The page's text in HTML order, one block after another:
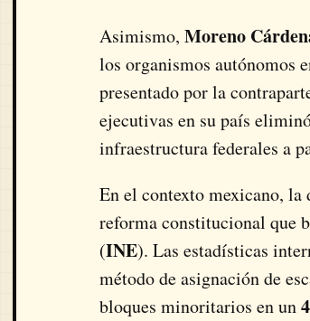
Asimismo, Moreno
los organismos autónomos
presentado por la
ejecutivas en su país
infraestructura federales a
En el contexto mexicano,
reforma constitucional que
(INE). Las estadísticas
método de asignación de
bloques minoritarios en un